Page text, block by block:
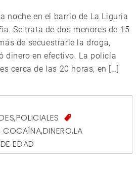
noche en el barrio de La Liguria
Se trata de dos menores de 15
de secuestrarle la droga,
dinero en efectivo. La policía
cerca de las 20 horas, en […]
,POLICIALES
COCAÍNA,DINERO,LA
EDAD